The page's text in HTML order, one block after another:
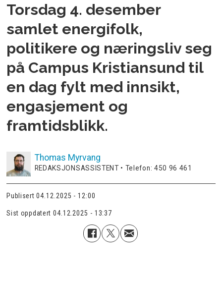
Torsdag 4. desember
samlet energifolk,
politikere og næringsliv seg
på Campus Kristiansund til
en dag fylt med innsikt,
engasjement og
framtidsblikk.
Thomas Myrvang
REDAKSJONSASSISTENT • Telefon: 450 96 461
Publisert 04.12.2025 - 12:00
Sist oppdatert 04.12.2025 - 13:37